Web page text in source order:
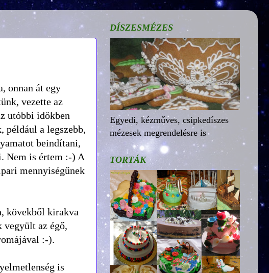
onnan át egy
vezette az
utóbbi időkben
például a legszebb,
beindítani,
Nem is értem :-) A
mennyiségűnek
kövekből kirakva
az égő,
:-).
is
DÍSZESMÉZES
Egyedi, kézműves, csipkedíszes
mézesek megrendelésre is
TORTÁK